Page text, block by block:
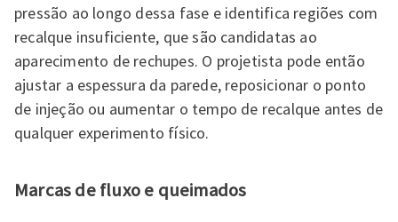
pressão ao longo dessa fase e identifica regiões com
recalque insuficiente, que são candidatas ao
aparecimento de rechupes. O projetista pode então
ajustar a espessura da parede, reposicionar o ponto
de injeção ou aumentar o tempo de recalque antes de
qualquer experimento físico.
Marcas de fluxo e queimados